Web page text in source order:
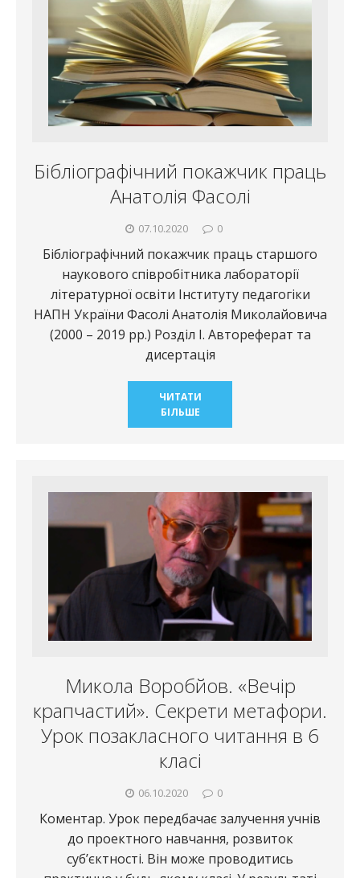
Бібліографічний покажчик праць
Анатолія Фасолі
07.10.2020 0
Бібліографічний покажчик праць старшого
наукового співробітника лабораторії
літературної освіти Інституту педагогіки
НАПН України Фасолі Анатолія Миколайовича
(2000 – 2019 рр.) Розділ І. Автореферат та
дисертація
ЧИТАТИ
БІЛЬШЕ
Микола Воробйов. «Вечір
крапчастий». Секрети метафори.
Урок позакласного читання в 6
класі
06.10.2020 0
Коментар. Урок передбачає залучення учнів
до проектного навчання, розвиток
суб’єктності. Він може проводитись